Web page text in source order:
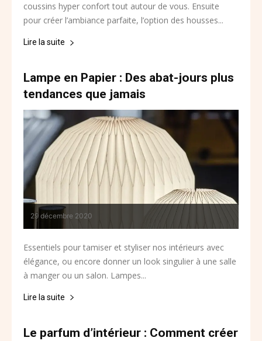
coussins hyper confort tout autour de vous. Ensuite
pour créer l’ambiance parfaite, l’option des housses...
Lire la suite
Lampe en Papier : Des abat-jours plus
tendances que jamais
29 décembre 2020
Essentiels pour tamiser et styliser nos intérieurs avec
élégance, ou encore donner un look singulier à une salle
à manger ou un salon. Lampes...
Lire la suite
Le parfum d’intérieur : Comment créer